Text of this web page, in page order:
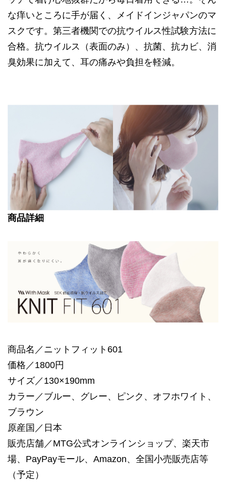
な痒いところに手が届く、メイドインジャパンのマ
スクです。第三者機関での抗ウイルス性試験方法に
合格。抗ウイルス（表面のみ）、抗菌、抗カビ、消
臭効果に加えて、耳の痛みや負担を軽減。
商品詳細
商品名／ニットフィット601
価格／1800円
サイズ／130×190mm
カラー／ブルー、グレー、ピンク、オフホワイト、
ブラウン
原産国／日本
販売店舗／MTG公式オンラインショップ、楽天市
場、PayPayモール、Amazon、全国小売販売店等
（予定）